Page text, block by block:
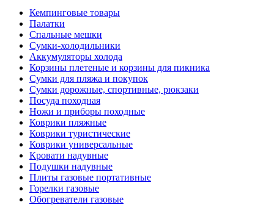
Кемпинговые товары
Палатки
Спальные мешки
Сумки-холодильники
Аккумуляторы холода
Корзины плетеные и корзины для пикника
Сумки для пляжа и покупок
Сумки дорожные, спортивные, рюкзаки
Посуда походная
Ножи и приборы походные
Коврики пляжные
Коврики туристические
Коврики универсальные
Кровати надувные
Подушки надувные
Плиты газовые портативные
Горелки газовые
Обогреватели газовые